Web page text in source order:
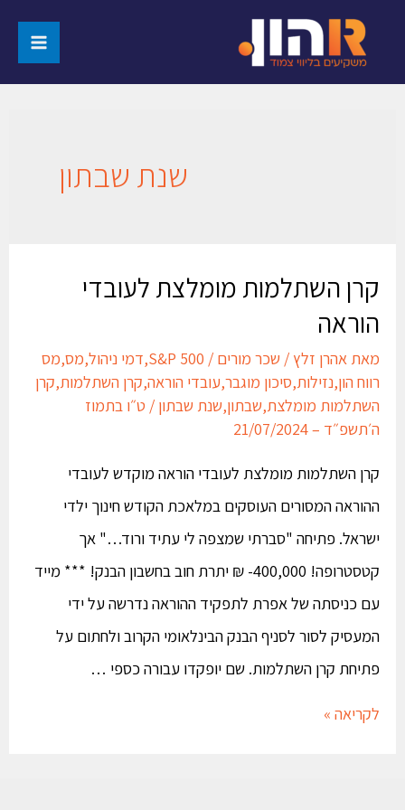
שנת שבתון
קרן השתלמות מומלצת לעובדי
הוראה
מאתאהרן זלץ/שכר מורים/
S&P 500
,דמי ניהול,מס,מס
רווח הון,נזילות,סיכון מוגבר,עובדי הוראה,קרן השתלמות,קרן
השתלמות מומלצת,שבתון,שנת שבתון/ט״ו בתמוז
ה׳תשפ״ד – 21/07/2024
קרן השתלמות מומלצת לעובדי הוראה מוקדש לעובדי
ההוראה המסורים העוסקים במלאכת הקודש חינוך ילדי
ישראל. פתיחה "סברתי שמצפה לי עתיד ורוד…" אך
קטסטרופה! 400,000- ₪ יתרת חוב בחשבון הבנק! *** מייד
עם כניסתה של אפרת לתפקיד ההוראה נדרשה על ידי
המעסיק לסור לסניף הבנק הבינלאומי הקרוב ולחתום על
פתיחת קרן השתלמות. שם יופקדו עבורה כספי …
לקריאה »